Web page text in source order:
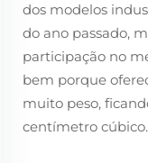
dos modelos
do ano passado,
participação no
bem porque
muito peso,
centímetro cúbico.